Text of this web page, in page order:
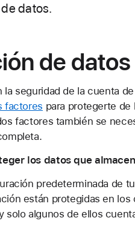
datos.
de
seguridad de la cuenta
factores para protegerte
factores también se
los datos que
predeterminada de
están protegidas en
solo algunos de ellos